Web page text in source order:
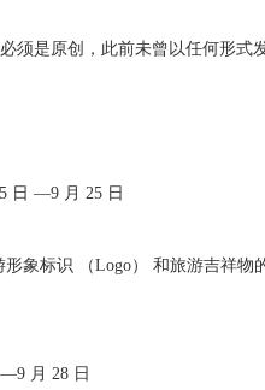
是原创，此前未曾以任何形式发
日 —9 月 25 日
象标识 （Logo） 和旅游吉祥物
月 28 日